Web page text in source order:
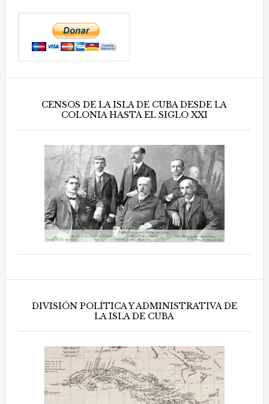
CENSOS DE LA ISLA DE CUBA DESDE LA
COLONIA HASTA EL SIGLO XXI
DIVISIÓN POLÍTICA Y ADMINISTRATIVA DE
LA ISLA DE CUBA